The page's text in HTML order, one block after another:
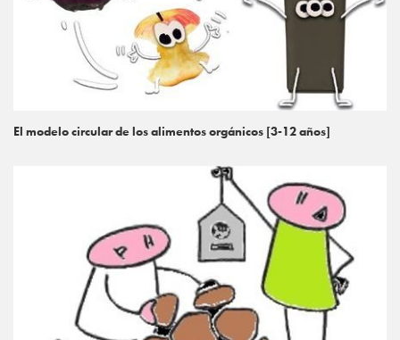
El modelo circular de los alimentos orgánicos [3-12 años]